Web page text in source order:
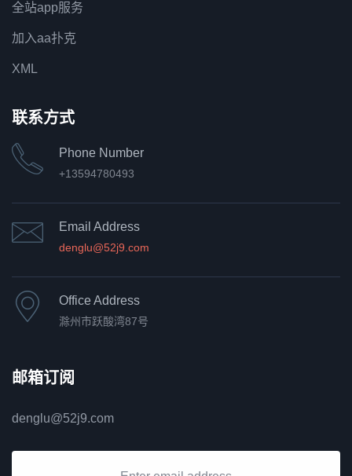
全站app服务
加入aa扑克
XML
联系方式
Phone Number
+13594780493
Email Address
denglu@52j9.com
Office Address
滁州市跃酸湾87号
邮箱订阅
denglu@52j9.com